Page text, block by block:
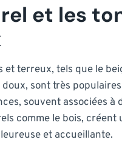
et les
et terreux, tels que le
sont très
souvent associées à
comme le bois, créent
et accueillante.